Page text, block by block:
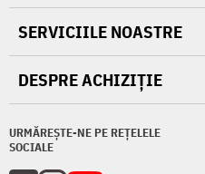
URMĂREȘTE-NE PE REȚELELE
SOCIALE
SERVICIILE NOASTRE
DESPRE ACHIZIȚIE